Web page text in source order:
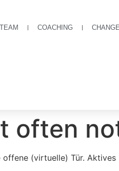
TEAM COACHING CHANGE
often
(virtuelle) Tür.